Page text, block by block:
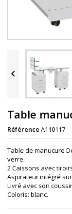

Table
Référence A110117
Table de manucure
verre.
2 Caissons avec
Aspirateur intégré
Livré avec son
Coloris: blanc.